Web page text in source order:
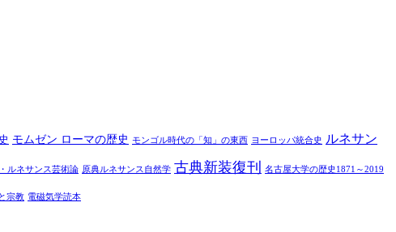
モムゼン ローマの歴史 モンゴル時代の「知」の東西 ヨーロッパ統合史 ルネサン
ルネサンス芸術論 原典ルネサンス自然学 古典新装復刊 名古屋大学の歴史1871～2019
宗教 電磁気学読本